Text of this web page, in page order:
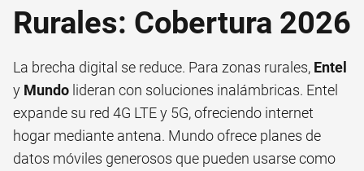
Rurales: Cobertura 2026
La brecha digital se reduce. Para zonas rurales, Entel
y Mundo lideran con soluciones inalámbricas. Entel
expande su red 4G LTE y 5G, ofreciendo internet
hogar mediante antena. Mundo ofrece planes de
datos móviles generosos que pueden usarse como